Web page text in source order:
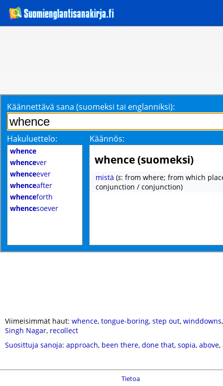
Käännettävä sana (suomeksi tai englanniksi):
Hakuluettelo: Käännös:
whence
whencever
whenceever
whenceafter
whenceforth
whencesoever
whence (suomeksi)
mistä (s: from where; from which
conjunction / conjunction)
Viimeisimmät haut: whence, tongue-boring, step out, winddowns
Singh Nagar, recollect
Suosittuja sanoja: approach, been there, done that, sopia, above,
Tietoa